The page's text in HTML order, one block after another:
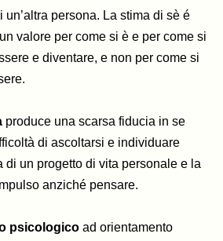
persona. La stima di sè é
valore per come si è e per come si
e diventare, e non per come si
produce una scarsa fiducia in se
di ascoltarsi e individuare
di un progetto di vita personale e la
anziché pensare.
psicologicoad orientamento